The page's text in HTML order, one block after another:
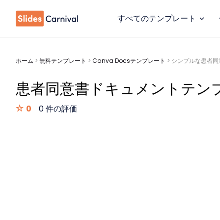
すべてのテンプレート
ホーム > 無料テンプレート > Canva Docsテンプレート > シンプルな患者
患者同意書ドキュメントテン
0 0 件の評価